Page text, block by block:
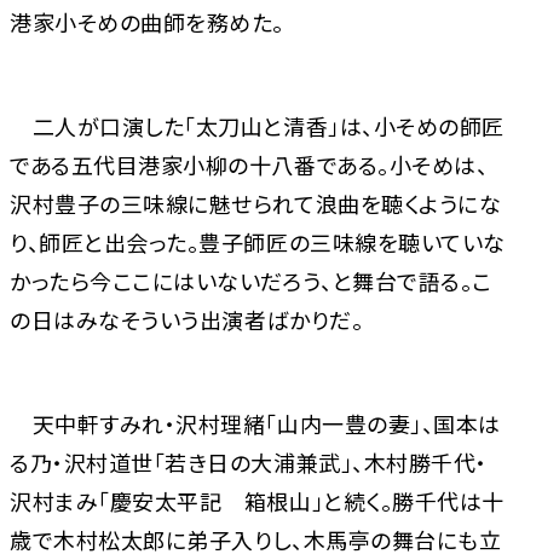
港家小そめの曲師を務めた。
二人が口演した「太刀山と清香」は、小そめの師匠
である五代目港家小柳の十八番である。小そめは、
沢村豊子の三味線に魅せられて浪曲を聴くようにな
り、師匠と出会った。豊子師匠の三味線を聴いていな
かったら今ここにはいないだろう、と舞台で語る。こ
の日はみなそういう出演者ばかりだ。
天中軒すみれ・沢村理緒「山内一豊の妻」、国本は
る乃・沢村道世「若き日の大浦兼武」、木村勝千代・
沢村まみ「慶安太平記 箱根山」と続く。勝千代は十
歳で木村松太郎に弟子入りし、木馬亭の舞台にも立